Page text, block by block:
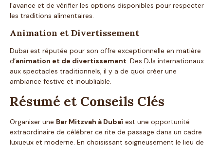
l’avance et de vérifier les options disponibles pour respecter
les traditions alimentaires.
Animation et Divertissement
Dubaï est réputée pour son offre exceptionnelle en matière
d’animation et de divertissement. Des DJs internationaux
aux spectacles traditionnels, il y a de quoi créer une
ambiance festive et inoubliable.
Résumé et Conseils Clés
Organiser une Bar Mitzvah à Dubaï est une opportunité
extraordinaire de célébrer ce rite de passage dans un cadre
luxueux et moderne. En choisissant soigneusement le lieu de